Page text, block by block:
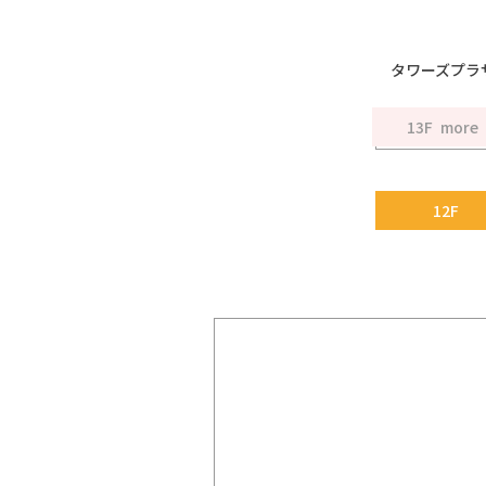
タワーズプラ
13F
12F